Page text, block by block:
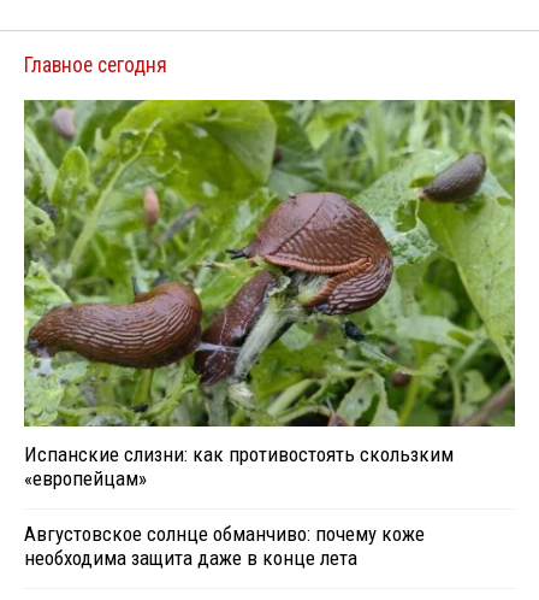
Главное сегодня
Испанские слизни: как противостоять скользким
«европейцам»
Августовское солнце обманчиво: почему коже
необходима защита даже в конце лета